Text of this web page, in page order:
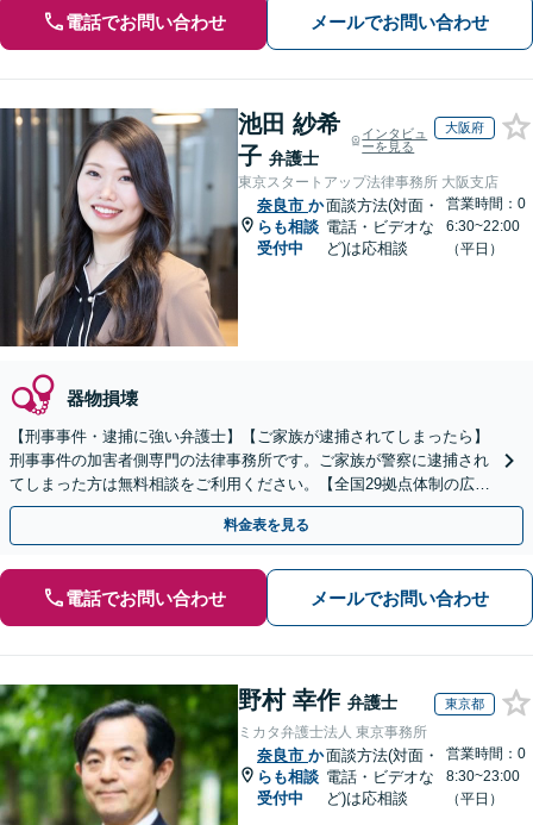
電話でお問い合わせ メールでお問い合わせ
池田 紗希
子 弁護士
インタビュ
ーを見る
大阪府
東京スタートアップ法律事務所 大阪支店
奈良市 か
らも相談
受付中
面談方法(対面・
電話・ビデオな
ど)は応相談
営業時間：0
6:30~22:00
（平日）
器物損壊
【刑事事件・逮捕に強い弁護士】【ご家族が逮捕されてしまったら】
刑事事件の加害者側専門の法律事務所です。ご家族が警察に逮捕され
てしまった方は無料相談をご利用ください。【全国29拠点体制の広域
対応】【弁護士待機中/当日中の電話相談可(予約制)】
料金表を見る
電話でお問い合わせ メールでお問い合わせ
野村 幸作 弁護士 東京都
ミカタ弁護士法人 東京事務所
奈良市 か
らも相談
受付中
面談方法(対面・
電話・ビデオな
ど)は応相談
営業時間：0
8:30~23:00
（平日）